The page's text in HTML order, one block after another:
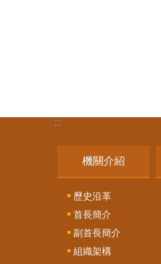
:::
機關介紹
歷史沿革
首長簡介
副首長簡介
組織架構